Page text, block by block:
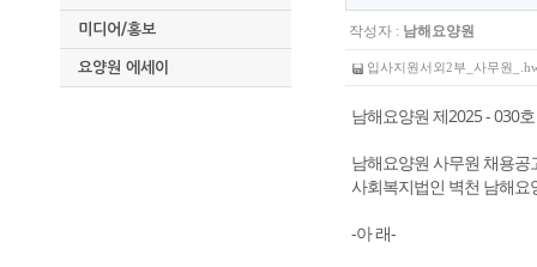
미디어/홍보
요양원 에세이
작성자 : 남해요양원
입사지원서외2부_사무원
남해요양원 제2025 - 030호
남해요양원 사무원 채용공
사회복지법인 벽천 남해요
-아 래-